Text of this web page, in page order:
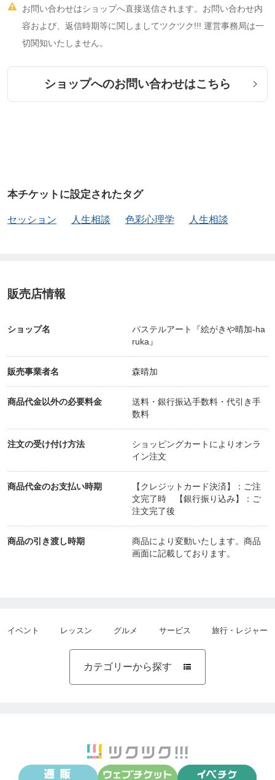

お問い合わせはショップへ直接送信されます。お問い合わせ内
容および、返信時期等に関しましてツクツク!!! 運営事務局は一
切関知いたしません。
ショップへのお問い合わせはこちら
本チケットに設定されたタグ
セッション 人生相談 色彩心理学 人生相談
販売店情報
ショップ名
パステルアート『絵がきや晴加-ha
ruka』
販売事業者名 森晴加
商品代金以外の必要料金
送料・銀行振込手数料・代引き手
数料
注文の受け付け方法
ショッピングカートによりオンラ
イン注文
商品代金のお支払い時期
【クレジットカード決済】：ご注
文完了時 【銀行振り込み】：ご
注文完了後
商品の引き渡し時期
商品により変動いたします。商品
画面に記載しております。
イベント レッスン グルメ サービス 旅行・レジャー
カテゴリーから探す 